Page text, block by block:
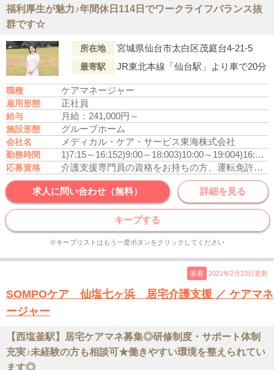
福利厚生が魅力♪年間休日114日でワークライフバランス抜
群です☆
所在地 宮城県仙台市太白区茂庭台4-21-5
最寄駅 JR東北本線「仙台駅」より車で20分
職種 ケアマネージャー
雇用形態 正社員
給与 月給：241,000円～
施設形態 グループホーム
会社名 メディカル・ケア・サービス東海株式会社
勤務時間 1)7:15～16:152)9:00～18:003)10:00～19:004)16:00～翌10:00
応募資格 介護支援専門員の資格をお持ちの方、運転免許あれば尚可
求人に問い合わせ（無料） 詳細を見る
キープする
※キープリストはもう一度ボタンをクリックしてください
新着 2021年2月23日更新
SOMPOケア 仙塩七ヶ浜 居宅介護支援 ／ ケアマネ
ージャー
【西塩釜駅】居宅ケアマネ募集◎研修制度・サポート体制
充実♪未経験の方も相談可★働きやすい環境を整えられてい
ます◎